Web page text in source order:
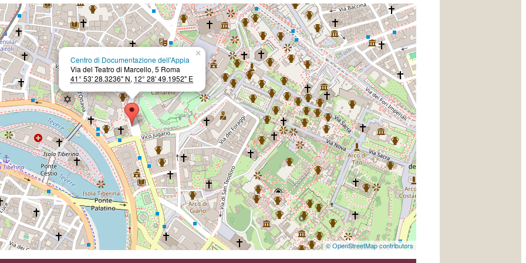
×
Centro di Documentazione dell'Appia
Via del Teatro di Marcello, 5 Roma
41° 53' 28.3236" N, 12° 28' 49.1952" E
© OpenStreetMap contributors